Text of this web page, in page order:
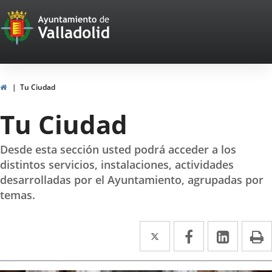
Portal
Web
del
Ayuntamiento
de
Valladolid
HomeTu Ciudad
Tu Ciudad
Desde esta sección usted podrá acceder a los
distintos servicios, instalaciones, actividades
desarrolladas por el Ayuntamiento, agrupadas por
temas.
Twitter
Enlace
a
Facebook
Enlace
a
Enlace
a